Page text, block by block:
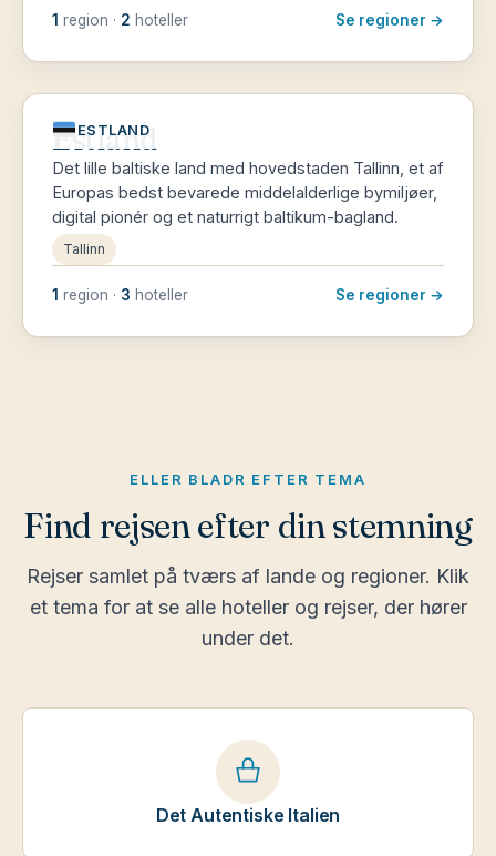
1 region · 2 hoteller Se regioner →
ESTLAND
Estland
Det lille baltiske land med hovedstaden Tallinn, et af
Europas bedst bevarede middelalderlige bymiljøer,
digital pionér og et naturrigt baltikum-bagland.
Tallinn
1 region · 3 hoteller Se regioner →
ELLER BLADR EFTER TEMA
Find rejsen efter din stemning
Rejser samlet på tværs af lande og regioner. Klik
et tema for at se alle hoteller og rejser, der hører
under det.
Det Autentiske Italien